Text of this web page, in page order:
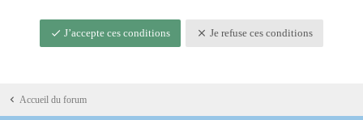
J’accepte ces conditions Je refuse ces conditions
Accueil du forum